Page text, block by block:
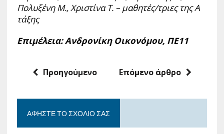
Πολυξένη Μ., Χριστίνα Τ. – μαθητές/τριες της Α
τάξης
Επιμέλεια: Ανδρονίκη Οικονόμου, ΠΕ11
Προηγούμενο Επόμενο άρθρο
ΑΦΉΣΤΕ ΤΟ ΣΧΌΛΙΟ ΣΑΣ